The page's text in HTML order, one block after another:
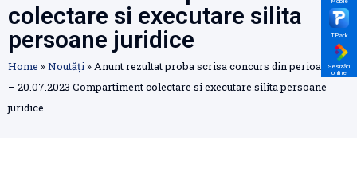
colectare si executare silita
persoane juridice
Home »Noutăți » Anunt rezultat proba scrisa concurs din perioada 17
– 20.07.2023 Compartiment colectare si executare silita persoane
juridice
TPark
Sesizări
online